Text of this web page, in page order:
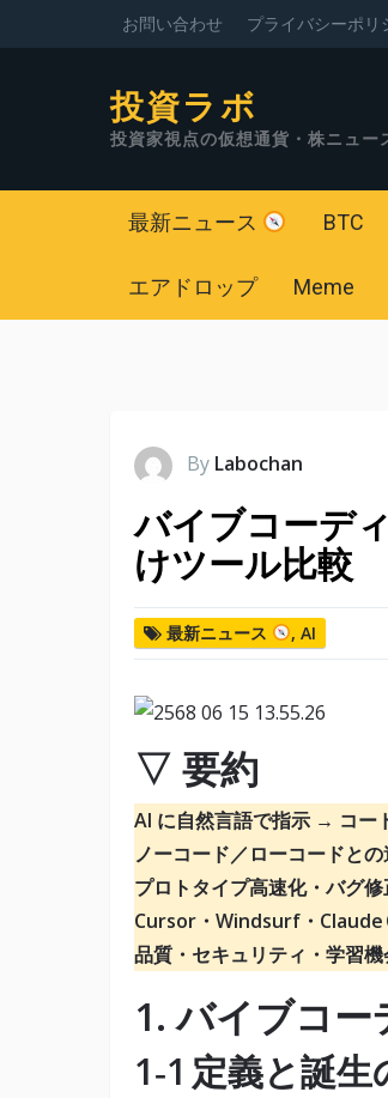
お問い合わせ プライバシーポリ
投資ラボ
投資家視点の仮想通貨・株ニュー
最新ニュース BTC
エアドロップ Meme
By Labochan
バイブコーデ
けツール比較
最新ニュース , AI
▽ 要約
AI に自然言語で指示 → コー
ノーコード／ローコードと
プロトタイプ高速化・バグ
Cursor・Windsurf・
品質・セキュリティ・学習機
1. バイブコ
1‑1 定義と誕